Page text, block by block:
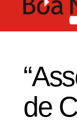
de